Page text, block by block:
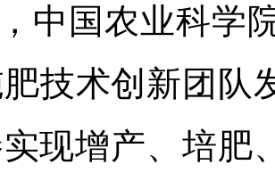
中国农业科学
技术创新团队
现增产、培肥